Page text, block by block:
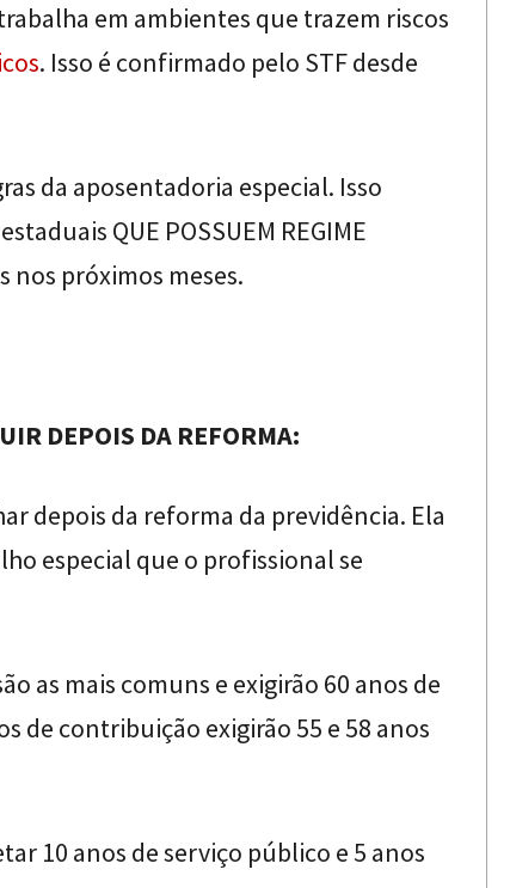
em ambientes que trazem riscos
. Isso é confirmado pelo STF desde
da aposentadoria especial. Isso
QUE POSSUEM REGIME
nos próximos meses.
DEPOIS DA REFORMA:
depois da reforma da previdência. Ela
especial que o profissional se
as mais comuns e exigirão 60 anos de
de contribuição exigirão 55 e 58 anos
10 anos de serviço público e 5 anos